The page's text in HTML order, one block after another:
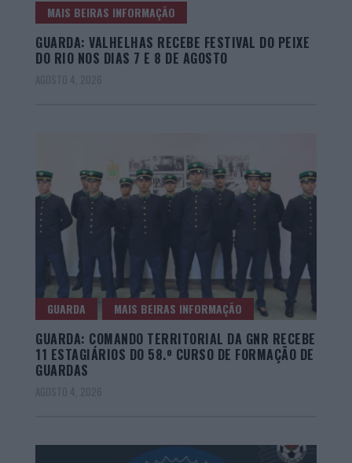
MAIS BEIRAS INFORMAÇÃO
GUARDA: VALHELHAS RECEBE FESTIVAL DO PEIXE
DO RIO NOS DIAS 7 E 8 DE AGOSTO
GUARDA MAIS BEIRAS INFORMAÇÃO
GUARDA: COMANDO TERRITORIAL DA GNR RECEBE
11 ESTAGIÁRIOS DO 58.º CURSO DE FORMAÇÃO DE
GUARDAS